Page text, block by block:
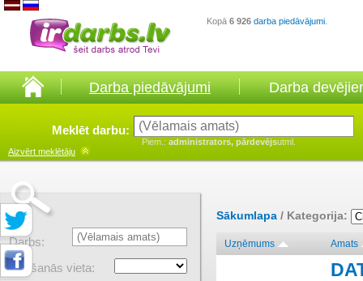
Kopā 6 926 darba piedāvājumi
Darba piedāvājumi Darba
Meklēt darbu:
Piem.: administrators, pārdevējsutml.
Aizvērt meklētāju
Darbs:
Atrašanās vieta:
Sākumlapa / Kategorija:
Uzņēmums Amats